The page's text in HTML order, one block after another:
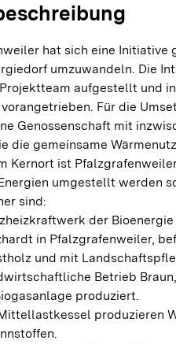
hat sich eine
umzuwandeln. Die
aufgestellt und
Für die
Genossenschaft mit
die gemeinsame
Kernort ist
umgestellt werden
sind:
der
in Pfalzgrafenweiler,
und mit
Betrieb
produziert.
produzieren